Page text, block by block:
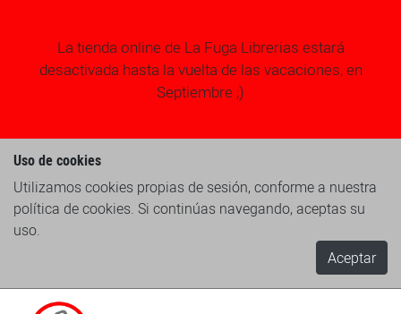
La tienda online de La Fuga Librerias estará
desactivada hasta la vuelta de las vacaciones, en
Septiembre ;)
Uso de cookies
Utilizamos cookies propias de sesión, conforme a nuestra
política de cookies. Si continúas navegando, aceptas su
uso.
Aceptar